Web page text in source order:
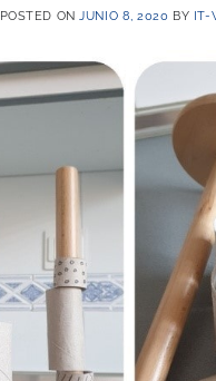
POSTED ONJUNIO 8, 2020 BY IT-